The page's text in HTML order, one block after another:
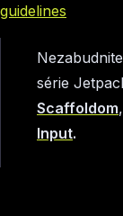
guidelines
série
Scaffoldom,
Input.